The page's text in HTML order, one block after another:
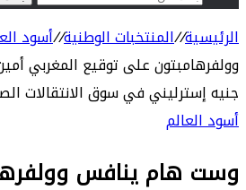
الرئيسية//المنتخبات الوطنية//أسود
جنيه إسترليني في سوق الانتقالات
أسود العالم
وست هام ينافس